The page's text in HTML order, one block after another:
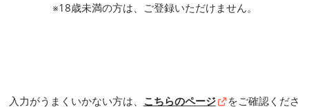
※18歳未満の方は、ご登録いただけません。
入力がうまくいかない方は、 こちらのページ
をご確認くださ